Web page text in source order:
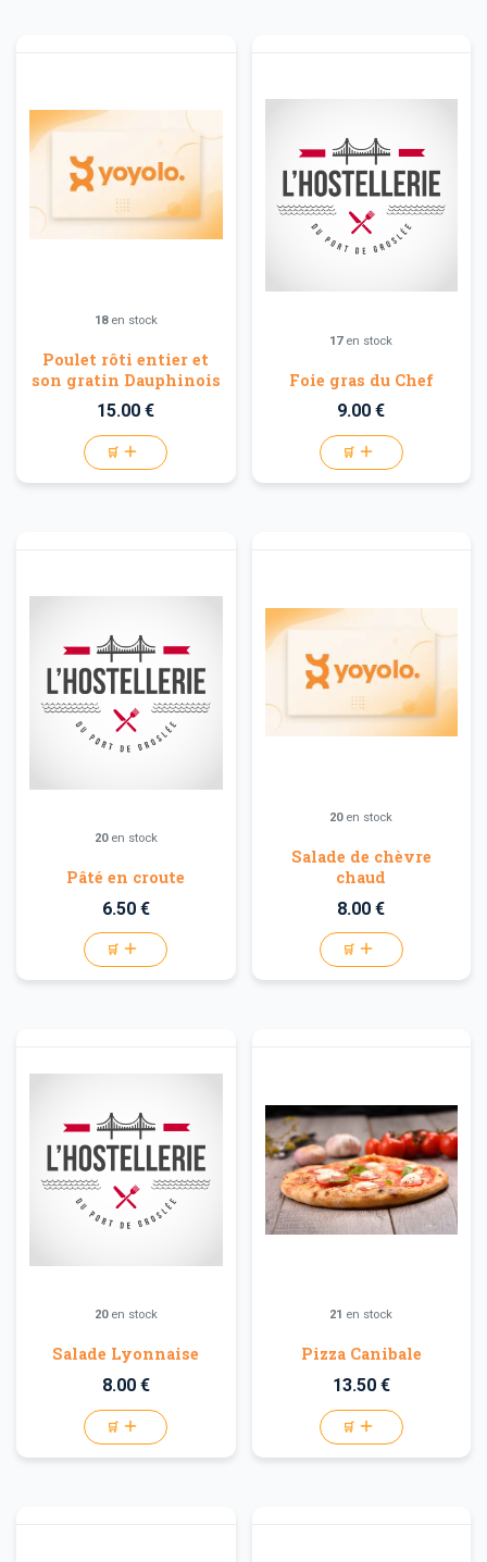
18en stock
Poulet rôti entier et
son gratin Dauphinois
15.00 €
🛒
17en stock
Foie gras du Chef
9.00 €
🛒
20en stock
Pâté en croute
6.50 €
🛒
20en stock
Salade de chèvre
chaud
8.00 €
🛒
20en stock
Salade Lyonnaise
8.00 €
🛒
21 en stock
Pizza Canibale
13.50 €
🛒